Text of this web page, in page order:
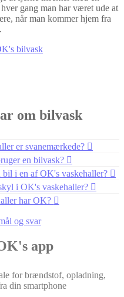
gang man har været ude at
når man kommer hjem fra
bilvask
om bilvask
er svanemærkede?
en bilvask?
i en af OK's vaskehaller?
i OK's vaskehaller?
har OK?
og svar
app
for brændstof, opladning,
din smartphone